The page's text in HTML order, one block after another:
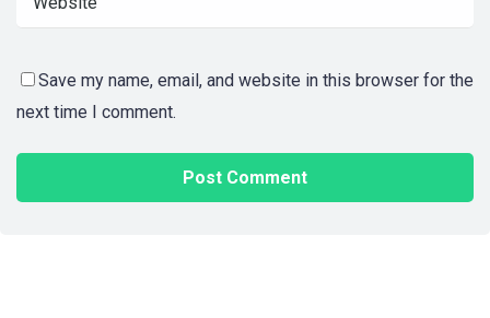
Save my name, email, and website in this browser for the
next time I comment.